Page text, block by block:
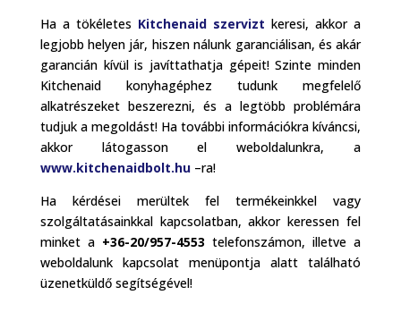
Ha a tökéletes Kitchenaid szervizt keresi, akkor a
legjobb helyen jár, hiszen nálunk garanciálisan, és akár
garancián kívül is javíttathatja gépeit! Szinte minden
Kitchenaid konyhagéphez tudunk megfelelő
alkatrészeket beszerezni, és a legtöbb problémára
tudjuk a megoldást! Ha további információkra kíváncsi,
akkor látogasson el weboldalunkra, a
www.kitchenaidbolt.hu–ra!
Ha kérdései merültek fel termékeinkkel vagy
szolgáltatásainkkal kapcsolatban, akkor keressen fel
minket a +36-20/957-4553 telefonszámon, illetve a
weboldalunk kapcsolat menüpontja alatt található
üzenetküldő segítségével!